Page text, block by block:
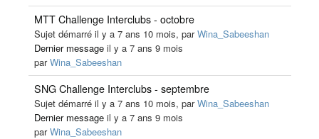
MTT Challenge Interclubs - octobre
Sujet démarré il y a 7 ans 10 mois, parWina_Sabeeshan
Dernier messageil y a 7 ans 9 mois
parWina_Sabeeshan
SNG Challenge Interclubs - septembre
Sujet démarré il y a 7 ans 10 mois, parWina_Sabeeshan
Dernier messageil y a 7 ans 9 mois
parWina_Sabeeshan